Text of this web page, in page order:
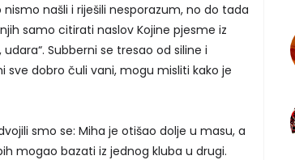
našli i riješili nesporazum, no do tada
samo citirati naslov Kojine pjesme iz
udara“. Subberni se tresao od siline i
sve dobro čuli vani, mogu misliti kako je
smo se: Miha je otišao dolje u masu, a
mogao bazati iz jednog kluba u drugi.